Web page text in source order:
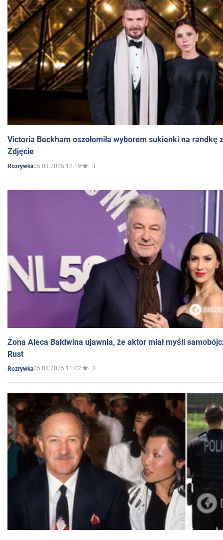
Victoria Beckham oszołomiła wyborem sukienki na randkę
Zdjęcie
Rozrywka05.03.2025 12:19 3
Żona Aleca Baldwina ujawnia, że aktor miał myśli
Rust
Rozrywka05.03.2025 11:02 3